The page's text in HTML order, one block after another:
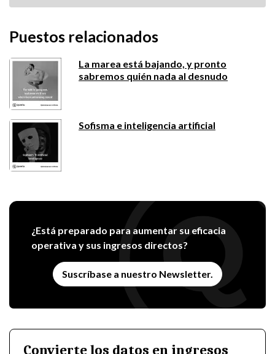
Puestos relacionados
La marea está bajando, y pronto
sabremos quién nada al desnudo
Sofisma e inteligencia artificial
¿Está preparado para aumentar su eficacia
operativa y sus ingresos directos?
Suscríbase a nuestro Newsletter.
Convierte los datos en ingresos